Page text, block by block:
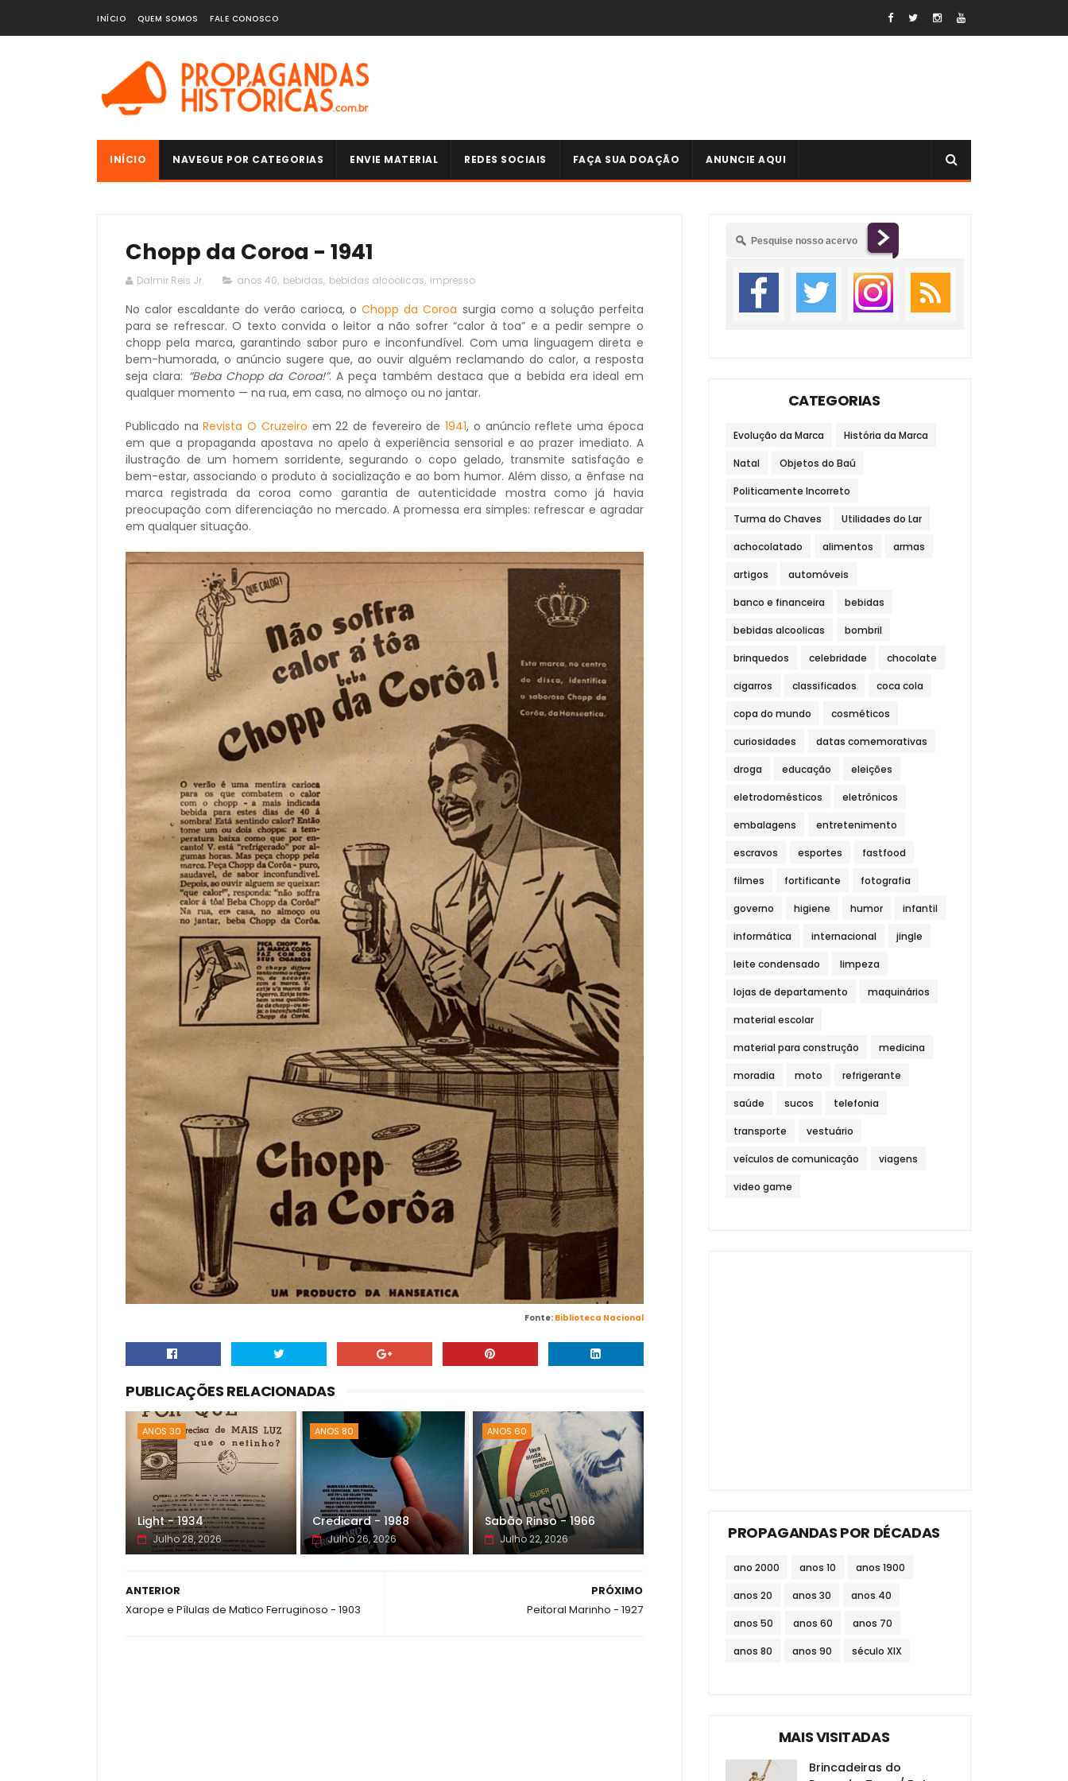
INÍCIO QUEM SOMOS FALE CONOSCO
INÍCIO NAVEGUE POR CATEGORIAS ENVIE MATERIAL REDES SOCIAIS FAÇA SUA DOAÇÃO ANUNCIE AQUI
Chopp da Coroa - 1941
Dalmir Reis Jr. anos 40, bebidas, bebidas alcoolicas, impresso
No calor escaldante do verão carioca, oChopp da Coroa surgia como a solução perfeita
para se refrescar. O texto convida o leitor a não sofrer “calor à toa” e a pedir sempre o
chopp pela marca, garantindo sabor puro e inconfundível. Com uma linguagem direta e
bem-humorada, o anúncio sugere que, ao ouvir alguém reclamando do calor, a resposta
seja clara: “Beba Chopp da Coroa!”. A peça também destaca que a bebida era ideal em
qualquer momento — na rua, em casa, no almoço ou no jantar.
Publicado naRevista O Cruzeiro em 22 de fevereiro de1941, o anúncio reflete uma época
em que a propaganda apostava no apelo à experiência sensorial e ao prazer imediato. A
ilustração de um homem sorridente, segurando o copo gelado, transmite satisfação e
bem-estar, associando o produto à socialização e ao bom humor. Além disso, a ênfase na
marca registrada da coroa como garantia de autenticidade mostra como já havia
preocupação com diferenciação no mercado. A promessa era simples: refrescar e agradar
em qualquer situação.
Fonte: Biblioteca Nacional
PUBLICAÇÕES RELACIONADAS
ANOS 30
Light - 1934
Julho 28, 2026
ANOS 80
Credicard - 1988
Julho 26, 2026
ANOS 60
Sabão Rinso - 1966
Julho 22, 2026
PRÓXIMO
Peitoral Marinho - 1927
ANTERIOR
Xarope e Pílulas de Matico Ferruginoso - 1903
CATEGORIAS
Evolução da Marca História da Marca
Natal Objetos do Baú
Politicamente Incorreto
Turma do Chaves Utilidades do Lar
achocolatado alimentos armas
artigos automóveis
banco e financeira bebidas
bebidas alcoolicas bombril
brinquedos celebridade chocolate
cigarros classificados coca cola
copa do mundo cosméticos
curiosidades datas comemorativas
droga educação eleições
eletrodomésticos eletrônicos
embalagens entretenimento
escravos esportes fastfood
filmes fortificante fotografia
governo higiene humor infantil
informática internacional jingle
leite condensado limpeza
lojas de departamento maquinários
material escolar
material para construção medicina
moradia moto refrigerante
saúde sucos telefonia
transporte vestuário
veículos de comunicação viagens
video game
PROPAGANDAS POR DÉCADAS
ano 2000 anos 10 anos 1900
anos 20 anos 30 anos 40
anos 50 anos 60 anos 70
anos 80 anos 90 século XIX
MAIS VISITADAS
Brincadeiras do